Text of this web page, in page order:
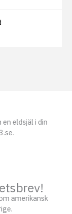
eldsjäl i din
amerikansk